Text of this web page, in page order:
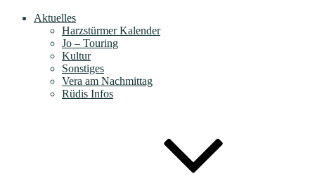
Aktuelles
Harzstürmer Kalender
Jo – Touring
Kultur
Sonstiges
Vera am Nachmittag
Rüdis Infos